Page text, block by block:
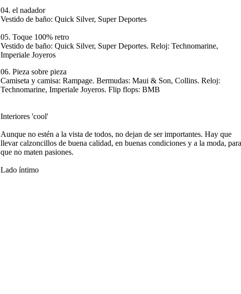
04. el nadador
Vestido de baño: Quick Silver, Super Deportes
05. Toque 100% retro
Vestido de baño: Quick Silver, Super Deportes. Reloj: Technomarine,
Imperiale Joyeros
06. Pieza sobre pieza
Camiseta y camisa: Rampage. Bermudas: Maui & Son, Collins. Reloj:
Technomarine, Imperiale Joyeros. Flip flops: BMB
Interiores 'cool'
Aunque no estén a la vista de todos, no dejan de ser importantes. Hay que
llevar calzoncillos de buena calidad, en buenas condiciones y a la moda, para
que no maten pasiones.
Lado íntimo